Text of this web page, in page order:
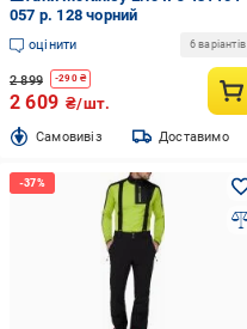
057 р. 128 чорний
оцінити 6 варіантів
2 899 -290₴
2 609 ₴/шт.
Cамовивіз Доставимо